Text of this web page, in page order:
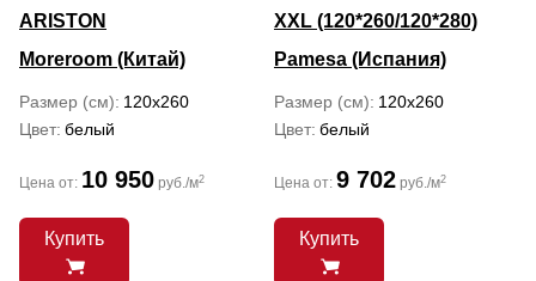
ARISTON
Moreroom (Китай)
Размер (см) 120x260
Цвет белый
Цена от: 10 950 руб./м2
Купить
XXL (120*260/120*280)
Pamesa (Испания)
Размер (см) 120x260
Цвет белый
Цена от: 9 702 руб./м2
Купить